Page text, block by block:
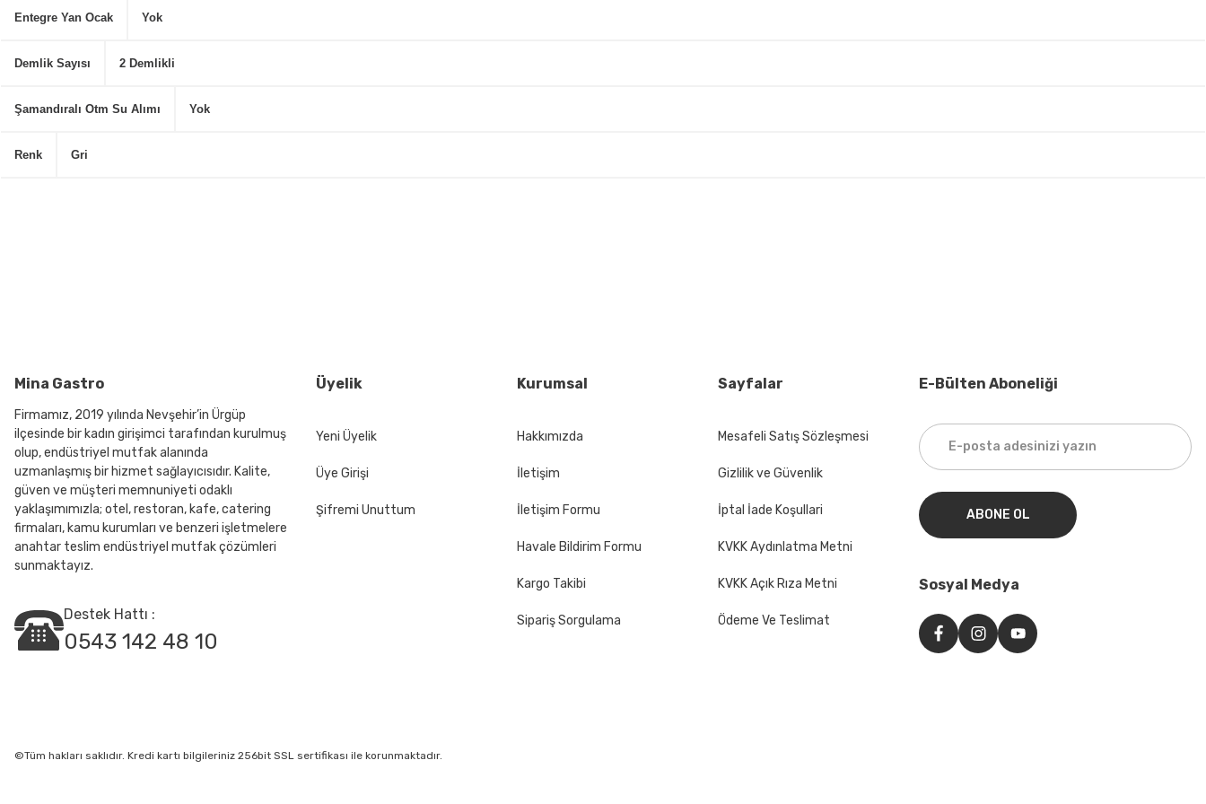
Entegre Yan Ocak Yok
Demlik Sayısı 2 Demlikli
Şamandıralı Otm Su Alımı Yok
Renk Gri
Bu ürüne benzer farklı alternatifler olmalı.
Mina Gastro
Firmamız, 2019 yılında Nevşehir’in Ürgüp
ilçesinde bir kadın girişimci tarafından kurulmuş
olup, endüstriyel mutfak alanında
uzmanlaşmış bir hizmet sağlayıcısıdır. Kalite,
güven ve müşteri memnuniyeti odaklı
yaklaşımımızla; otel, restoran, kafe, catering
firmaları, kamu kurumları ve benzeri işletmelere
anahtar teslim endüstriyel mutfak çözümleri
sunmaktayız.
Destek Hattı :
0543 142 48 10
Üyelik
Yeni Üyelik
Üye Girişi
Şifremi Unuttum
Kurumsal
Hakkımızda
İletişim
İletişim Formu
Havale Bildirim Formu
Kargo Takibi
Sipariş Sorgulama
Sayfalar
Mesafeli Satış Sözleşmesi
Gizlilik ve Güvenlik
İptal İade Koşullari
KVKK Aydınlatma Metni
KVKK Açık Rıza Metni
Ödeme Ve Teslimat
E-Bülten Aboneliği
ABONE OL
Sosyal Medya
©Tüm hakları saklıdır. Kredi kartı bilgileriniz 256bit SSL sertifikası ile korunmaktadır.